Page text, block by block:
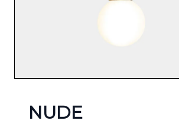
NUDE